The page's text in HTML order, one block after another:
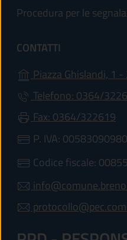
Procedura per le
CONTATTI
Piazza Ghislandi, 1
Telefono: 0364/
Fax: 0364/322619
P. IVA: 00583090980
Codice fiscale: